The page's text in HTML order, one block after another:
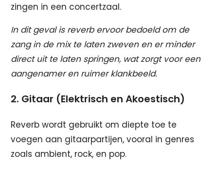
zingen in een concertzaal.
In dit geval is reverb ervoor bedoeld om de
zang in de mix te laten zweven en er minder
direct uit te laten springen, wat zorgt voor een
aangenamer en ruimer klankbeeld.
2. Gitaar (Elektrisch en Akoestisch)
Reverb wordt gebruikt om diepte toe te
voegen aan gitaarpartijen, vooral in genres
zoals ambient, rock, en pop.